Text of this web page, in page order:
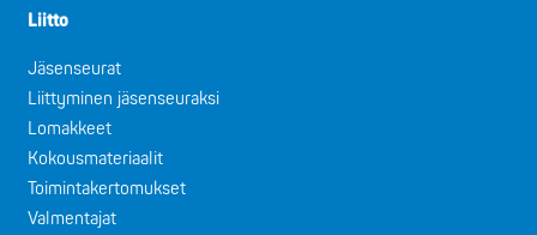
Liitto
Jäsenseurat
Liittyminen jäsenseuraksi
Lomakkeet
Kokousmateriaalit
Toimintakertomukset
Valmentajat